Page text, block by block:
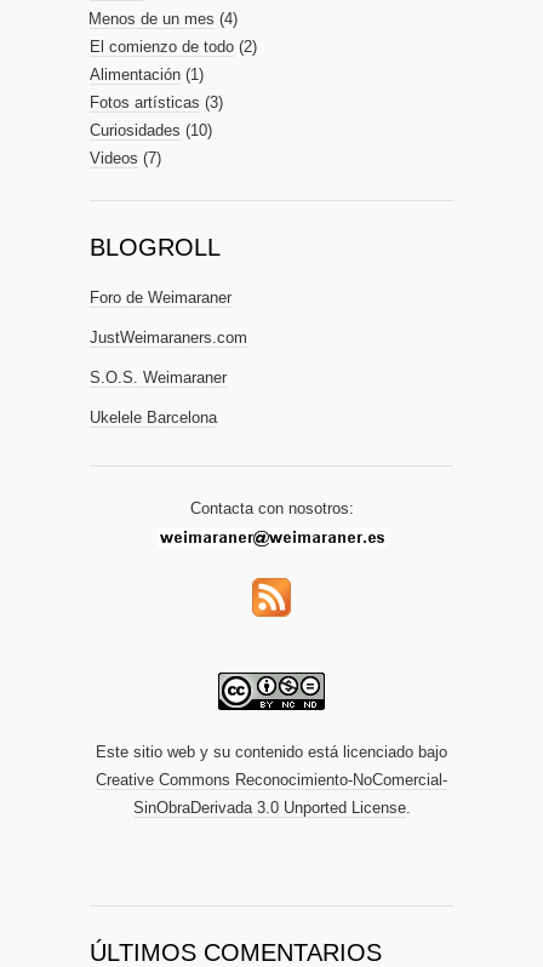
Menos de un mes (4)
El comienzo de todo (2)
Alimentación (1)
Fotos artísticas (3)
Curiosidades (10)
Videos (7)
BLOGROLL
Foro de Weimaraner
JustWeimaraners.com
S.O.S. Weimaraner
Ukelele Barcelona
Contacta con nosotros:
Este sitio web y su contenido está licenciado bajo
Creative Commons Reconocimiento-NoComercial-
SinObraDerivada 3.0 Unported License.
ÚLTIMOS COMENTARIOS